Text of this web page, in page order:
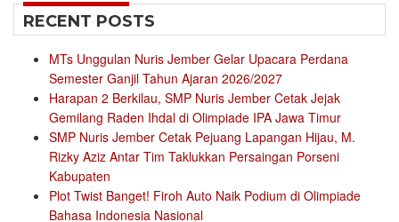
RECENT POSTS
MTs Unggulan Nuris Jember Gelar Upacara Perdana
Semester Ganjil Tahun Ajaran 2026/2027
Harapan 2 Berkilau, SMP Nuris Jember Cetak Jejak
Gemilang Raden Ihdal di Olimpiade IPA Jawa Timur
SMP Nuris Jember Cetak Pejuang Lapangan Hijau, M.
Rizky Aziz Antar Tim Taklukkan Persaingan Porseni
Kabupaten
Plot Twist Banget! Firoh Auto Naik Podium di Olimpiade
Bahasa Indonesia Nasional